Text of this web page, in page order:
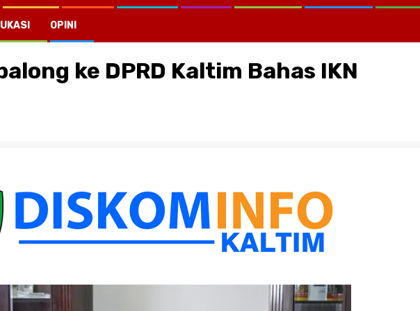
OPINI
ke DPRD Kaltim Bahas IKN
KORTASTIPIDKOR POLRI…?
August 2, 2026